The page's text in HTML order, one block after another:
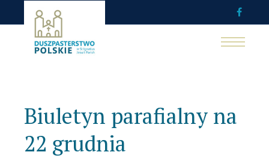
Biuletyn parafialny na
22 grudnia